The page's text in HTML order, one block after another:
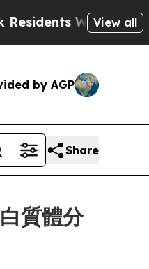
Warned of View all
by AGP
Share
質體分